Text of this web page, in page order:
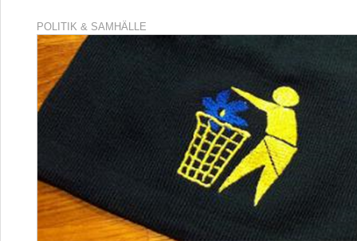
POLITIK & SAMHÄLLE